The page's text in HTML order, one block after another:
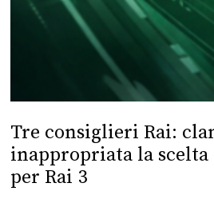
Tre consiglieri Rai:
inappropriata la
per Rai 3